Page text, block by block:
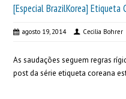
[Especial BrazilKorea] Etiqueta
agosto 19, 2014 Cecilia Bohrer
As saudações seguem regras
post da série etiqueta coreana